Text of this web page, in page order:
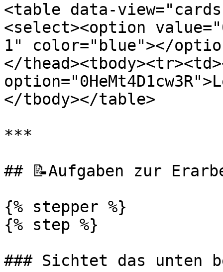
<table data-
<select><option
1" color="blue"></
</
</tbody></table>
***
## 📝Aufgaben zur
{% stepper %}
{% step %}
### Sichtet das unten